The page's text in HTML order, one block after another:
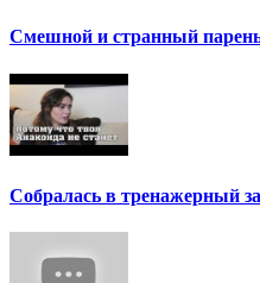
Смешной и странный
Собралась в тренажерный